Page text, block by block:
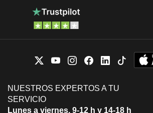
NUESTROS EXPERTOS A TU
SERVICIO
Lunes a viernes, 9-12 h y 14-18 h